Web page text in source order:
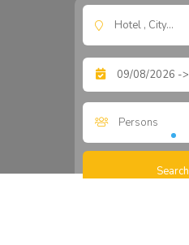
Persons
Search